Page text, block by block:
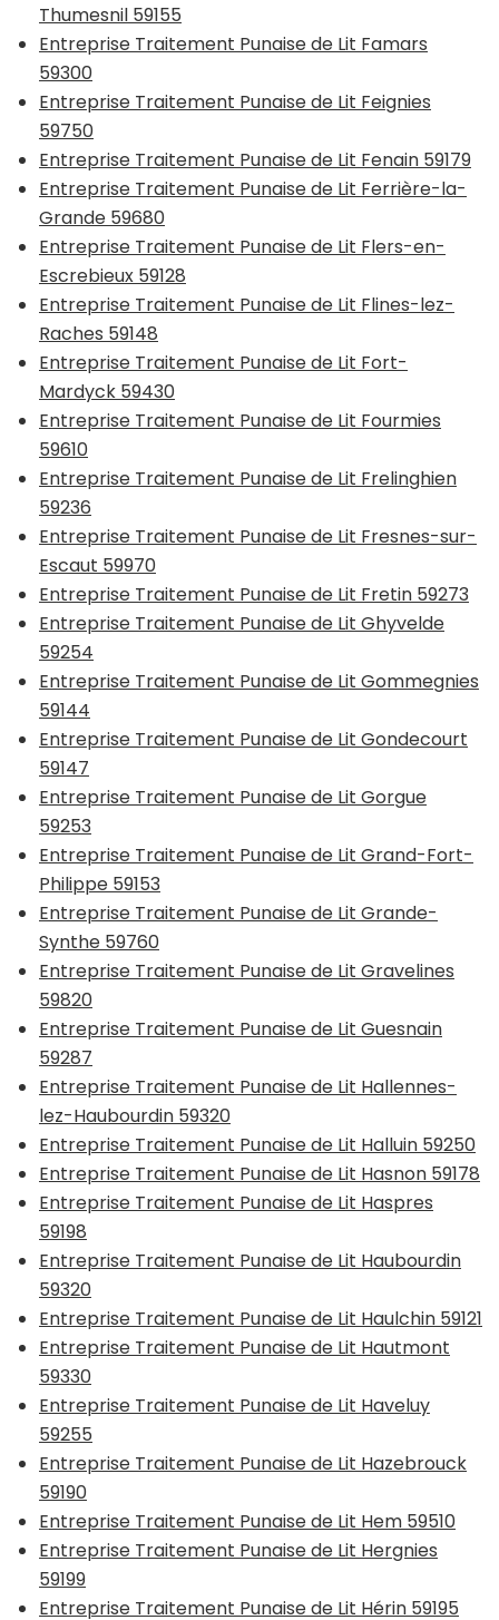
Thumesnil 59155
Entreprise Traitement Punaise de Lit Famars
59300
Entreprise Traitement Punaise de Lit Feignies
59750
Entreprise Traitement Punaise de Lit Fenain 59179
Entreprise Traitement Punaise de Lit Ferrière-la-
Grande 59680
Entreprise Traitement Punaise de Lit Flers-en-
Escrebieux 59128
Entreprise Traitement Punaise de Lit Flines-lez-
Raches 59148
Entreprise Traitement Punaise de Lit Fort-
Mardyck 59430
Entreprise Traitement Punaise de Lit Fourmies
59610
Entreprise Traitement Punaise de Lit Frelinghien
59236
Entreprise Traitement Punaise de Lit Fresnes-sur-
Escaut 59970
Entreprise Traitement Punaise de Lit Fretin 59273
Entreprise Traitement Punaise de Lit Ghyvelde
59254
Entreprise Traitement Punaise de Lit Gommegnies
59144
Entreprise Traitement Punaise de Lit Gondecourt
59147
Entreprise Traitement Punaise de Lit Gorgue
59253
Entreprise Traitement Punaise de Lit Grand-Fort-
Philippe 59153
Entreprise Traitement Punaise de Lit Grande-
Synthe 59760
Entreprise Traitement Punaise de Lit Gravelines
59820
Entreprise Traitement Punaise de Lit Guesnain
59287
Entreprise Traitement Punaise de Lit Hallennes-
lez-Haubourdin 59320
Entreprise Traitement Punaise de Lit Halluin 59250
Entreprise Traitement Punaise de Lit Hasnon 59178
Entreprise Traitement Punaise de Lit Haspres
59198
Entreprise Traitement Punaise de Lit Haubourdin
59320
Entreprise Traitement Punaise de Lit Haulchin 59121
Entreprise Traitement Punaise de Lit Hautmont
59330
Entreprise Traitement Punaise de Lit Haveluy
59255
Entreprise Traitement Punaise de Lit Hazebrouck
59190
Entreprise Traitement Punaise de Lit Hem 59510
Entreprise Traitement Punaise de Lit Hergnies
59199
Entreprise Traitement Punaise de Lit Hérin 59195